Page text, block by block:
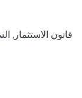
قانون الاستثمار ,